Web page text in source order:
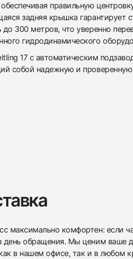
правильную
задняя крышка гарантирует
до 300 метров, что уверенно
гидродинамического
17 с автоматическим
собой надежную и
максимально комфортен: если
день обращения. Мы ценим ваше
в нашем офисе, так и в любом